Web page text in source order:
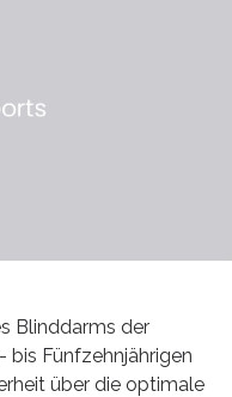
Blinddarms der
bis Fünfzehnjährigen
über die optimale